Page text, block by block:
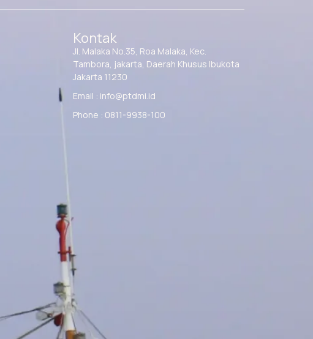
Kontak
Jl. Malaka No.35, Roa Malaka, Kec.
Tambora, jakarta, Daerah Khusus Ibukota
Jakarta 11230
Email : info@ptdmi.id
Phone : 0811-9938-100